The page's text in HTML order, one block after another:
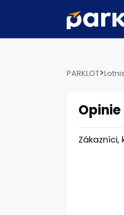
PARKLOT>
Opinie